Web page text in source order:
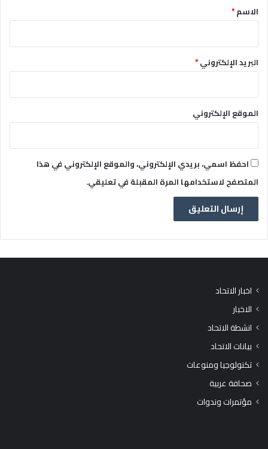
*الاسم*
البريد الإلكتروني*
الموقع الإلكتروني
احفظ اسمي، بريدي الإلكتروني، والموقع الإلكتروني في هذا
المتصفح لاستخدامها المرة المقبلة في تعليقي.
اخبار الاتحاد
الاخبار
انشطة الاتحاد
بيانات الاتحاد
تكنولوجيا ومنوعات
صحافة عربية
مؤتمرات وندوات